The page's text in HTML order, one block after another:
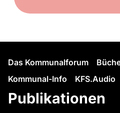
Das Kommunalforum
Kommunal-Info
KFS.Audio
Publikationen